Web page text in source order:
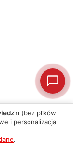
(bez plików
i personalizacja
.